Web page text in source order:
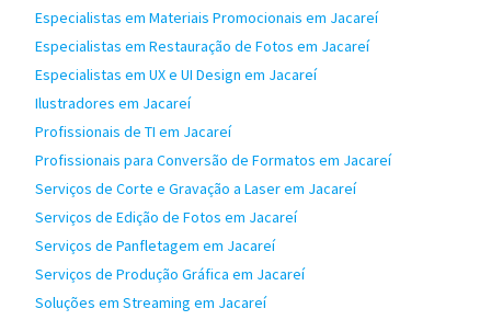
Especialistas em Materiais Promocionais em Jacareí
Especialistas em Restauração de Fotos em Jacareí
Especialistas em UX e UI Design em Jacareí
Ilustradores em Jacareí
Profissionais de TI em Jacareí
Profissionais para Conversão de Formatos em Jacareí
Serviços de Corte e Gravação a Laser em Jacareí
Serviços de Edição de Fotos em Jacareí
Serviços de Panfletagem em Jacareí
Serviços de Produção Gráfica em Jacareí
Soluções em Streaming em Jacareí